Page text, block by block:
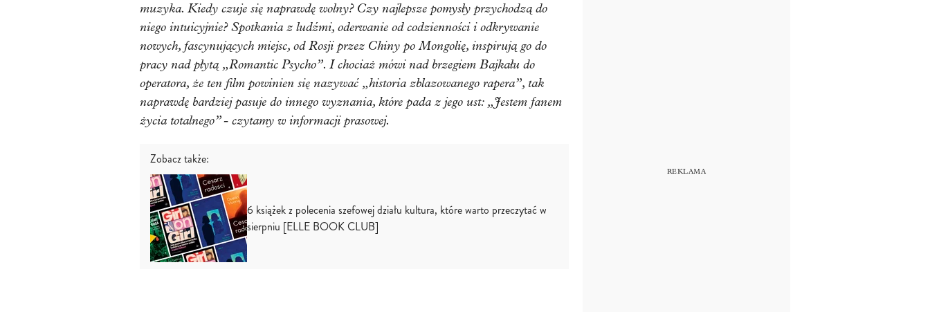
muzyka. Kiedy czuje się naprawdę wolny? Czy najlepsze pomysły przychodzą do
niego intuicyjnie? Spotkania z ludźmi, oderwanie od codzienności i odkrywanie
nowych, fascynujących miejsc, od Rosji przez Chiny po Mongolię, inspirują go do
pracy nad płytą „Romantic Psycho”. I chociaż mówi nad brzegiem Bajkału do
operatora, że ten film powinien się nazywać „historia zblazowanego rapera”, tak
naprawdę bardziej pasuje do innego wyznania, które pada z jego ust: „Jestem fanem
życia totalnego” - czytamy w informacji prasowej.
Zobacz także:
6 książek z polecenia szefowej działu kultura, które warto przeczytać w
sierpniu [ELLE BOOK CLUB]